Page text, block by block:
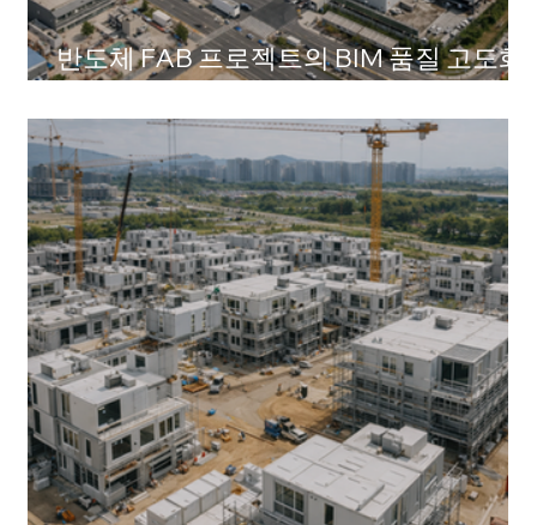
반도체 FAB 프로젝트의 BIM 품질 고도화